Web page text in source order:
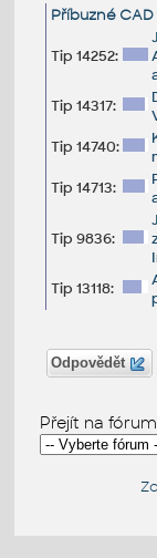
Příbuzné
Tip 14252:
Tip 14317:
Tip 14740:
Tip 14713:
Tip 9836:
Tip 13118:
Odpovědět
Přejít na fórum